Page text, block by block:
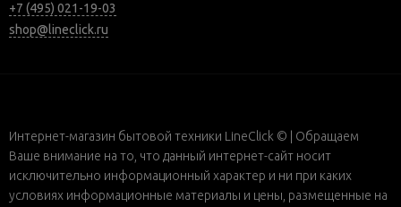
+7 (495) 021-19-03
shop@lineclick.ru
Интернет-магазин бытовой техники LineClick © | Обращаем
Ваше внимание на то, что данный интернет-сайт носит
исключительно информационный характер и ни при каких
условиях информационные материалы и цены, размещенные на